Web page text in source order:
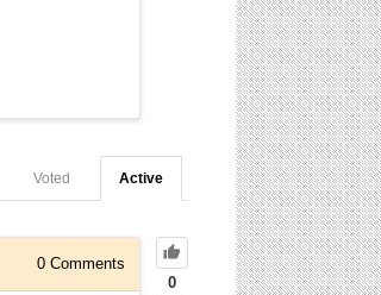
Active
Voted
0
0 Comments